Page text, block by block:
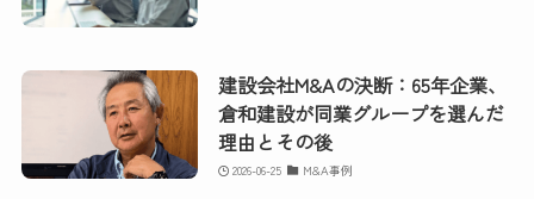
建設会社M&Aの決断：65年企業、
倉和建設が同業グループを選んだ
理由とその後
2026-06-25 M&A事例